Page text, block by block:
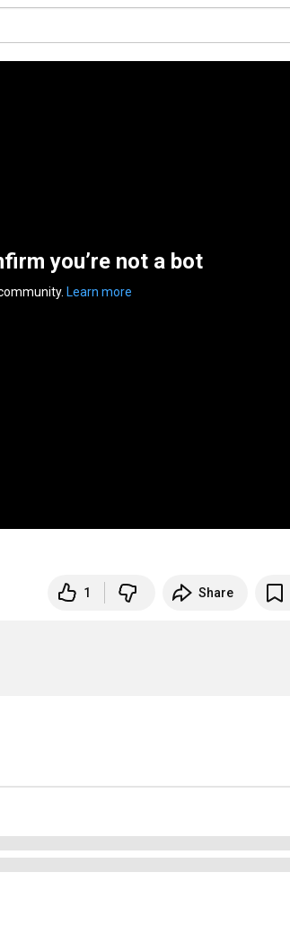
you’re not a bot
Learn more
1 Share